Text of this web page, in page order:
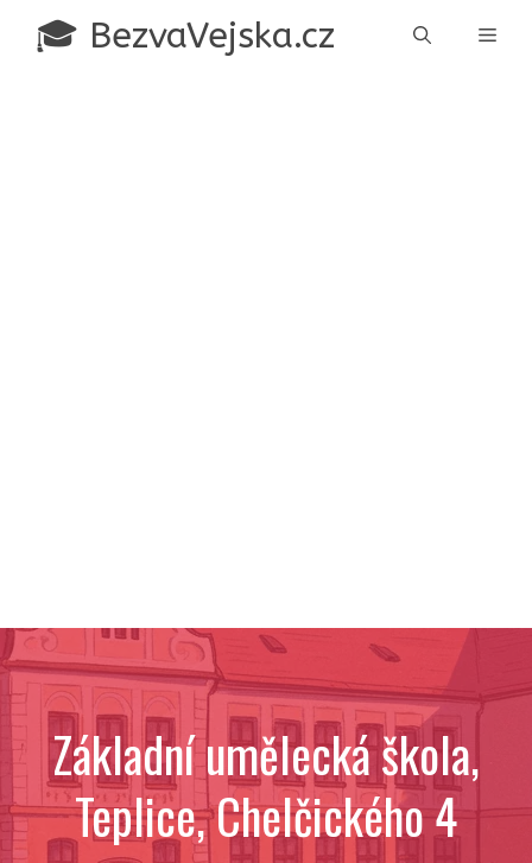
Přeskočit🎓 BezvaVejska.cz
Základní umělecká škola,
Teplice, Chelčického 4